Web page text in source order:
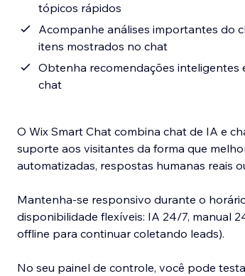
tópicos rápidos
Acompanhe análises importantes do
itens mostrados no chat
Obtenha recomendações inteligentes
chat
O Wix Smart Chat combina chat de IA e
suporte aos visitantes da forma que
automatizadas, respostas humanas reais
Mantenha-se responsivo durante o
disponibilidade flexíveis: IA 24/7, manual
offline para continuar coletando leads).
No seu painel de controle, você pode